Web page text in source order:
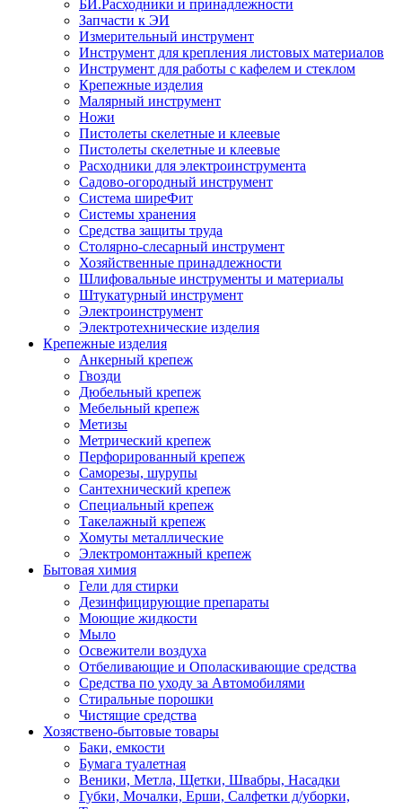
БИ.Расходники и принадлежности
Запчасти к ЭИ
Измерительный инструмент
Инструмент для крепления листовых материалов
Инструмент для работы с кафелем и стеклом
Крепежные изделия
Малярный инструмент
Ножи
Пистолеты скелетные и клеевые
Пистолеты скелетные и клеевые
Расходники для электроинструмента
Садово-огородный инструмент
Система ширеФит
Системы хранения
Средства защиты труда
Столярно-слесарный инструмент
Хозяйственные принадлежности
Шлифовальные инструменты и материалы
Штукатурный инструмент
Электроинструмент
Электротехнические изделия
Крепежные изделия
Анкерный крепеж
Гвозди
Дюбельный крепеж
Мебельный крепеж
Метизы
Метрический крепеж
Перфорированный крепеж
Саморезы, шурупы
Сантехнический крепеж
Специальный крепеж
Такелажный крепеж
Хомуты металлические
Электромонтажный крепеж
Бытовая химия
Гели для стирки
Дезинфицирующие препараты
Моющие жидкости
Мыло
Освежители воздуха
Отбеливающие и Ополаскивающие средства
Средства по уходу за Автомобилями
Стиральные порошки
Чистящие средства
Хозяствено-бытовые товары
Баки, емкости
Бумага туалетная
Веники, Метла, Щетки, Швабры, Насадки
Губки, Мочалки, Ерши, Салфетки д/уборки,